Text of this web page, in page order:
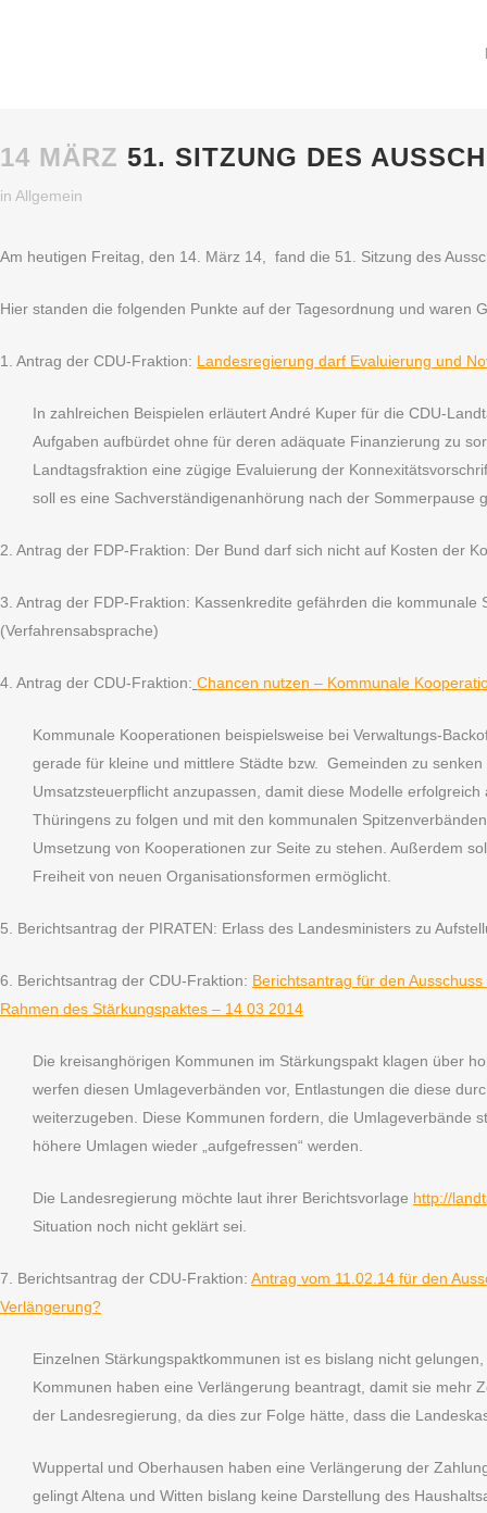
14 MÄRZ 51. SITZUNG DES
in Allgemein
Am heutigen Freitag, den 14. März 14, fand die 51. Sitzung des
Hier standen die folgenden Punkte auf der Tagesordnung und waren
1. Antrag der CDU-Fraktion: Landesregierung darf Evaluierung und
In zahlreichen Beispielen erläutert André Kuper für die CDU-
Aufgaben aufbürdet ohne für deren adäquate Finanzierung zu
Landtagsfraktion eine zügige Evaluierung der
soll es eine Sachverständigenanhörung nach der Sommerpause
2. Antrag der FDP-Fraktion: Der Bund darf sich nicht auf Kosten der
3. Antrag der FDP-Fraktion: Kassenkredite gefährden die
(Verfahrensabsprache)
4. Antrag der CDU-Fraktion: Chancen nutzen – Kommunale
Kommunale Kooperationen beispielsweise bei Verwaltungs-
gerade für kleine und mittlere Städte bzw. Gemeinden zu
Umsatzsteuerpflicht anzupassen, damit diese Modelle
Thüringens zu folgen und mit den kommunalen
Umsetzung von Kooperationen zur Seite zu stehen. Außerdem
Freiheit von neuen Organisationsformen ermöglicht.
5. Berichtsantrag der PIRATEN: Erlass des Landesministers zu
6. Berichtsantrag der CDU-Fraktion: Berichtsantrag für den
Rahmen des Stärkungspaktes – 14 03 2014
Die kreisanghörigen Kommunen im Stärkungspakt klagen über
werfen diesen Umlageverbänden vor, Entlastungen die diese
weiterzugeben. Diese Kommunen fordern, die Umlageverbände
höhere Umlagen wieder „aufgefressen“ werden.
Die Landesregierung möchte laut ihrer Berichtsvorlage http://
Situation noch nicht geklärt sei.
7. Berichtsantrag der CDU-Fraktion: Antrag vom 11.02.14 für den
Verlängerung?
Einzelnen Stärkungspaktkommunen ist es bislang nicht
Kommunen haben eine Verlängerung beantragt, damit sie mehr
der Landesregierung, da dies zur Folge hätte, dass die
Wuppertal und Oberhausen haben eine Verlängerung der
gelingt Altena und Witten bislang keine Darstellung des